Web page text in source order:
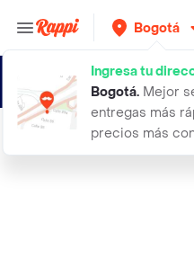
Bogotá
Ingresa tu
Bogotá. Mejor
entregas más
precios más
kit amor y fe rosario